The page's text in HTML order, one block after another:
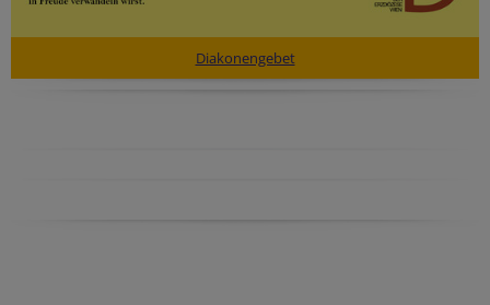
Diakonengebet